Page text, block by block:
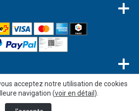
acceptez notre utilisation de cookies
navigation (voir en détail ).